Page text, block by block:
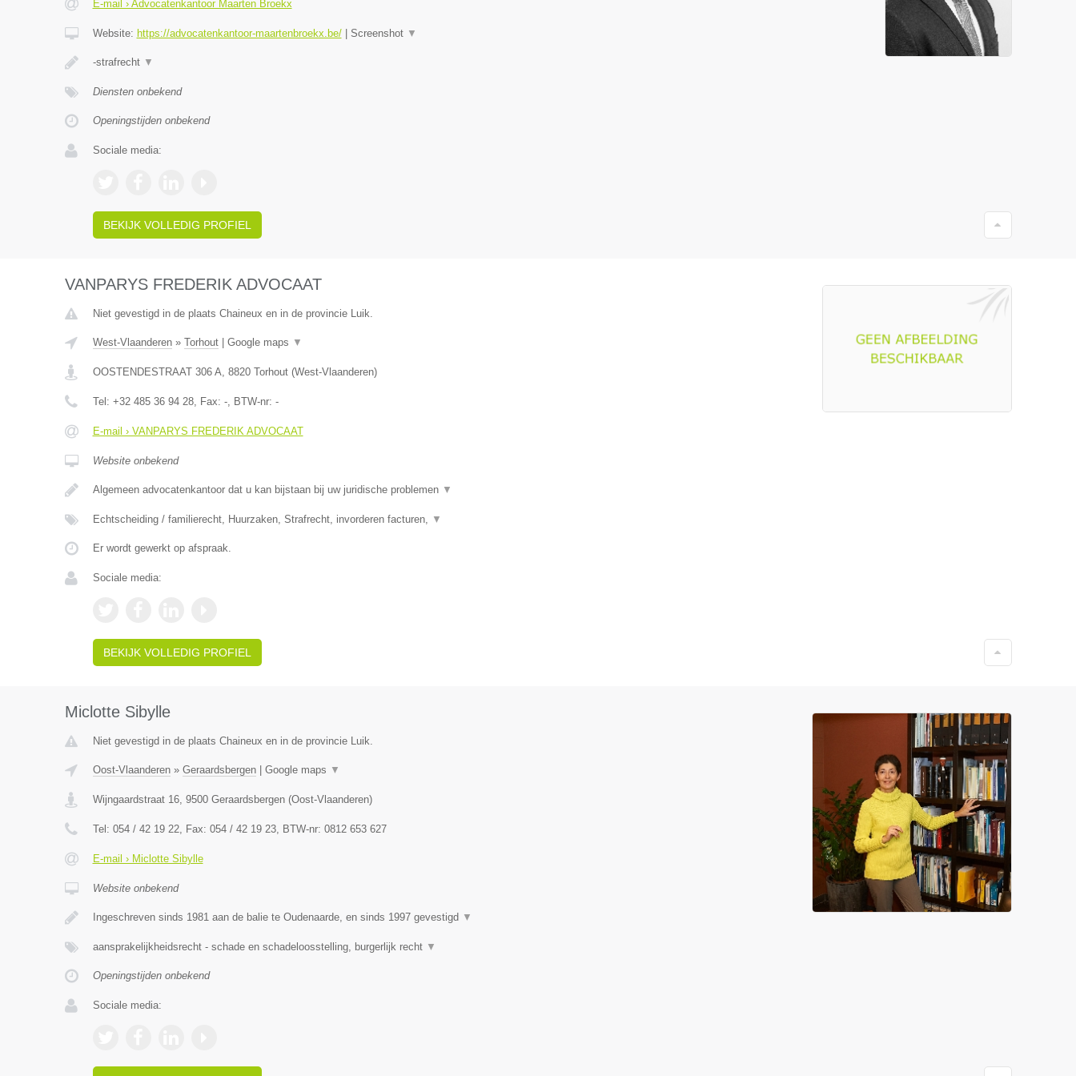
E-mail › Advocatenkantoor Maarten Broekx
Website: https://advocatenkantoor-maartenbroekx.be/| Screenshot ▼
-strafrecht ▼
Diensten onbekend
Openingstijden onbekend
Sociale media:
BEKIJK VOLLEDIG PROFIEL
VANPARYS FREDERIK ADVOCAAT
Niet gevestigd in de plaats Chaineux en in de provincie Luik.
West-Vlaanderen» Torhout| Google maps ▼
OOSTENDESTRAAT 306 A, 8820 Torhout(West-Vlaanderen)
Tel: +32 485 36 94 28, Fax: -, BTW-nr: -
E-mail › VANPARYS FREDERIK ADVOCAAT
Website onbekend
Algemeen advocatenkantoor dat u kan bijstaan bij uw juridische problemen ▼
Echtscheiding / familierecht, Huurzaken, Strafrecht, invorderen facturen, ▼
Er wordt gewerkt op afspraak.
Sociale media:
BEKIJK VOLLEDIG PROFIEL
Miclotte Sibylle
Niet gevestigd in de plaats Chaineux en in de provincie Luik.
Oost-Vlaanderen» Geraardsbergen| Google maps ▼
Wijngaardstraat 16, 9500 Geraardsbergen(Oost-Vlaanderen)
Tel: 054 / 42 19 22, Fax: 054 / 42 19 23, BTW-nr: 0812 653 627
E-mail › Miclotte Sibylle
Website onbekend
Ingeschreven sinds 1981 aan de balie te Oudenaarde, en sinds 1997 gevestigd ▼
aansprakelijkheidsrecht - schade en schadeloosstelling, burgerlijk recht ▼
Openingstijden onbekend
Sociale media: